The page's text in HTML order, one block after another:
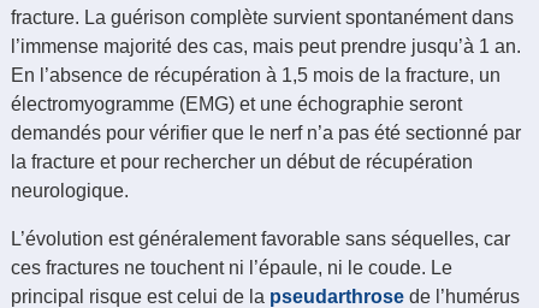
fracture. La guérison complète survient spontanément dans
l’immense majorité des cas, mais peut prendre jusqu’à 1 an.
En l’absence de récupération à 1,5 mois de la fracture, un
électromyogramme (EMG) et une échographie seront
demandés pour vérifier que le nerf n’a pas été sectionné par
la fracture et pour rechercher un début de récupération
neurologique.
L’évolution est généralement favorable sans séquelles, car
ces fractures ne touchent ni l’épaule, ni le coude. Le
principal risque est celui de la pseudarthrosede l’humérus